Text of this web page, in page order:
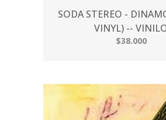
SODA STEREO -
VINYL) --
$38.000